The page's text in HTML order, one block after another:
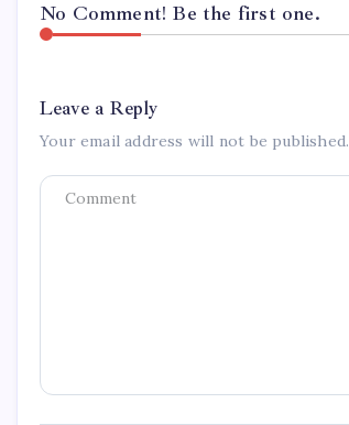
No Comment! Be the first one.
Leave a Reply
Your email address will not be published.